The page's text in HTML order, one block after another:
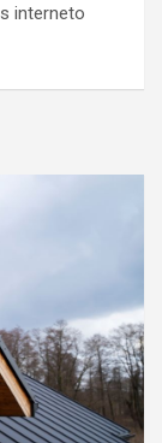
interneto